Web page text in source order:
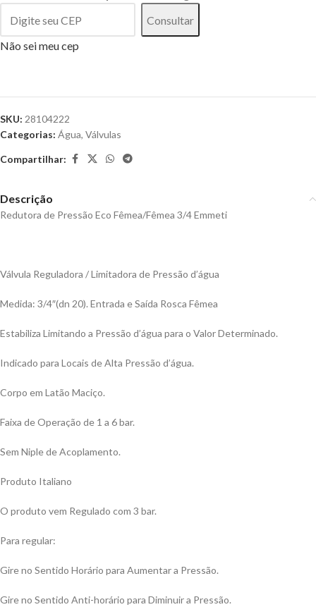
Consultar
Não sei meu cep
SKU: 28104222
Categorias: Água, Válvulas
Compartilhar:
Descrição
Redutora de Pressão Eco Fêmea/Fêmea 3/4 Emmeti
Válvula Reguladora / Limitadora de Pressão d’água
Medida: 3/4″(dn 20). Entrada e Saída Rosca Fêmea
Estabiliza Limitando a Pressão d’água para o Valor Determinado.
Indicado para Locais de Alta Pressão d’água.
Corpo em Latão Maciço.
Faixa de Operação de 1 a 6 bar.
Sem Niple de Acoplamento.
Produto Italiano
O produto vem Regulado com 3 bar.
Para regular:
Gire no Sentido Horário para Aumentar a Pressão.
Gire no Sentido Anti-horário para Diminuir a Pressão.